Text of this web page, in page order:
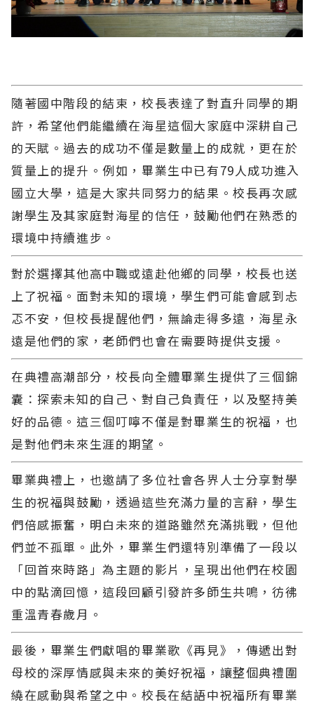
隨著國中階段的結束，校長表達了對直升同學的期
許，希望他們能繼續在海星這個大家庭中深耕自己
的天賦。過去的成功不僅是數量上的成就，更在於
質量上的提升。例如，畢業生中已有79人成功進入
國立大學，這是大家共同努力的結果。校長再次感
謝學生及其家庭對海星的信任，鼓勵他們在熟悉的
環境中持續進步。
對於選擇其他高中職或遠赴他鄉的同學，校長也送
上了祝福。面對未知的環境，學生們可能會感到忐
忑不安，但校長提醒他們，無論走得多遠，海星永
遠是他們的家，老師們也會在需要時提供支援。
在典禮高潮部分，校長向全體畢業生提供了三個錦
囊：探索未知的自己、對自己負責任，以及堅持美
好的品德。這三個叮嚀不僅是對畢業生的祝福，也
是對他們未來生涯的期望。
畢業典禮上，也邀請了多位社會各界人士分享對學
生的祝福與鼓勵，透過這些充滿力量的言辭，學生
們倍感振奮，明白未來的道路雖然充滿挑戰，但他
們並不孤單。此外，畢業生們還特別準備了一段以
「回首來時路」為主題的影片，呈現出他們在校園
中的點滴回憶，這段回顧引發許多師生共鳴，彷彿
重溫青春歲月。
最後，畢業生們獻唱的畢業歌《再見》，傳遞出對
母校的深厚情感與未來的美好祝福，讓整個典禮圍
繞在感動與希望之中。校長在結語中祝福所有畢業